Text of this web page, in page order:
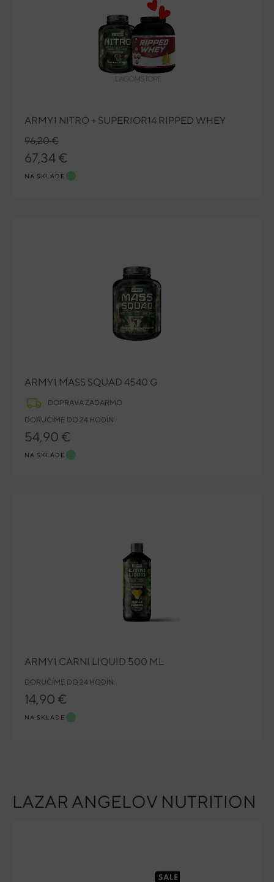
ARMY1 NITRO + SUPERIOR14 RIPPED WHEY
96,20 €
67,34 €
NA SKLADE
ARMY1 MASS SQUAD 4540 G
DOPRAVA ZADARMO
DORUČÍME DO 24 HODÍN
54,90 €
NA SKLADE
ARMY1 CARNI LIQUID 500 ML
DORUČÍME DO 24 HODÍN
14,90 €
NA SKLADE
LAZAR ANGELOV NUTRITION